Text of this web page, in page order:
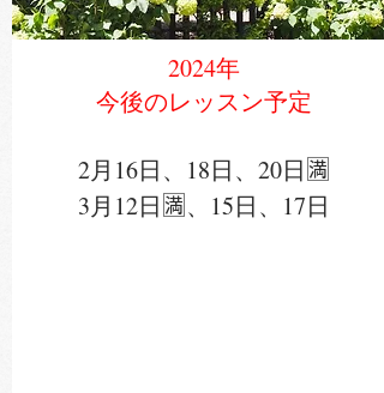
2024年
今後のレッスン予定
2月16日、18日、20日🈵
​3月12日🈵、15日、17日